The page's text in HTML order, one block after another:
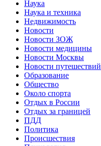
Наука
Наука и техника
Недвижимость
Новости
Новости ЗОЖ
Новости медицины
Новости Москвы
Новости путешествий
Образование
Общество
Около спорта
Отдых в России
Отдых за границей
ПДД
Политика
Происшествия